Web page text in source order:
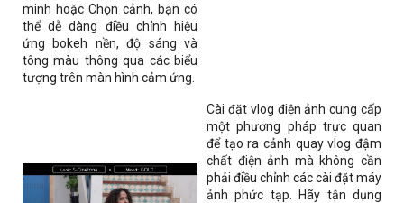
minh hoặc Chọn cảnh, bạn có
thể dễ dàng điều chỉnh hiệu
ứng bokeh nền, độ sáng và
tông màu thông qua các biểu
tượng trên màn hình cảm ứng.
Cài đặt vlog điện ảnh cung cấp
một phương pháp trực quan
để tạo ra cảnh quay vlog đậm
chất điện ảnh mà không cần
phải điều chỉnh các cài đặt máy
ảnh phức tạp. Hãy tận dụng